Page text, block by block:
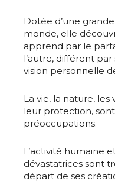
Dotée d’une
monde, elle
apprend par le
l’autre, différent
vision personnelle
La vie, la nature, les
leur protection,
préoccupations.
L’activité humaine
dévastatrices sont
départ de ses